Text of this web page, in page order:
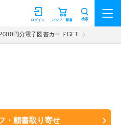
パンフ・願書
ログイン 検索
円分電子図書カードGET
・願書取り寄せ